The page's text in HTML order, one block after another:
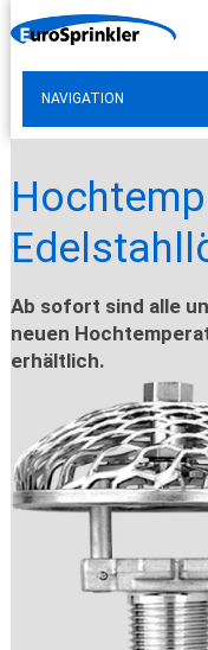
NAVIGATION
Ab sofort sind alle
neuen
erhältlich.